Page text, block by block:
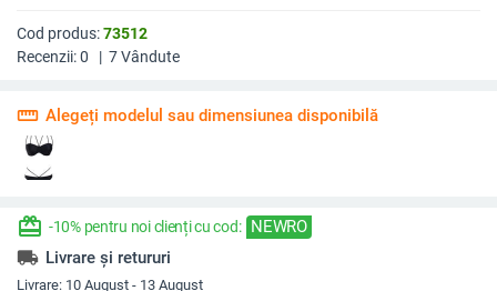
Cod produs:73512
Recenzii:0 | 7Vândute
straighten Alegeți modelul sau dimensiunea disponibilă
redeem -10% pentru noi clienți cu cod: NEWRO
local_shipping Livrare și retururi
Livrare: 10 August - 13 August